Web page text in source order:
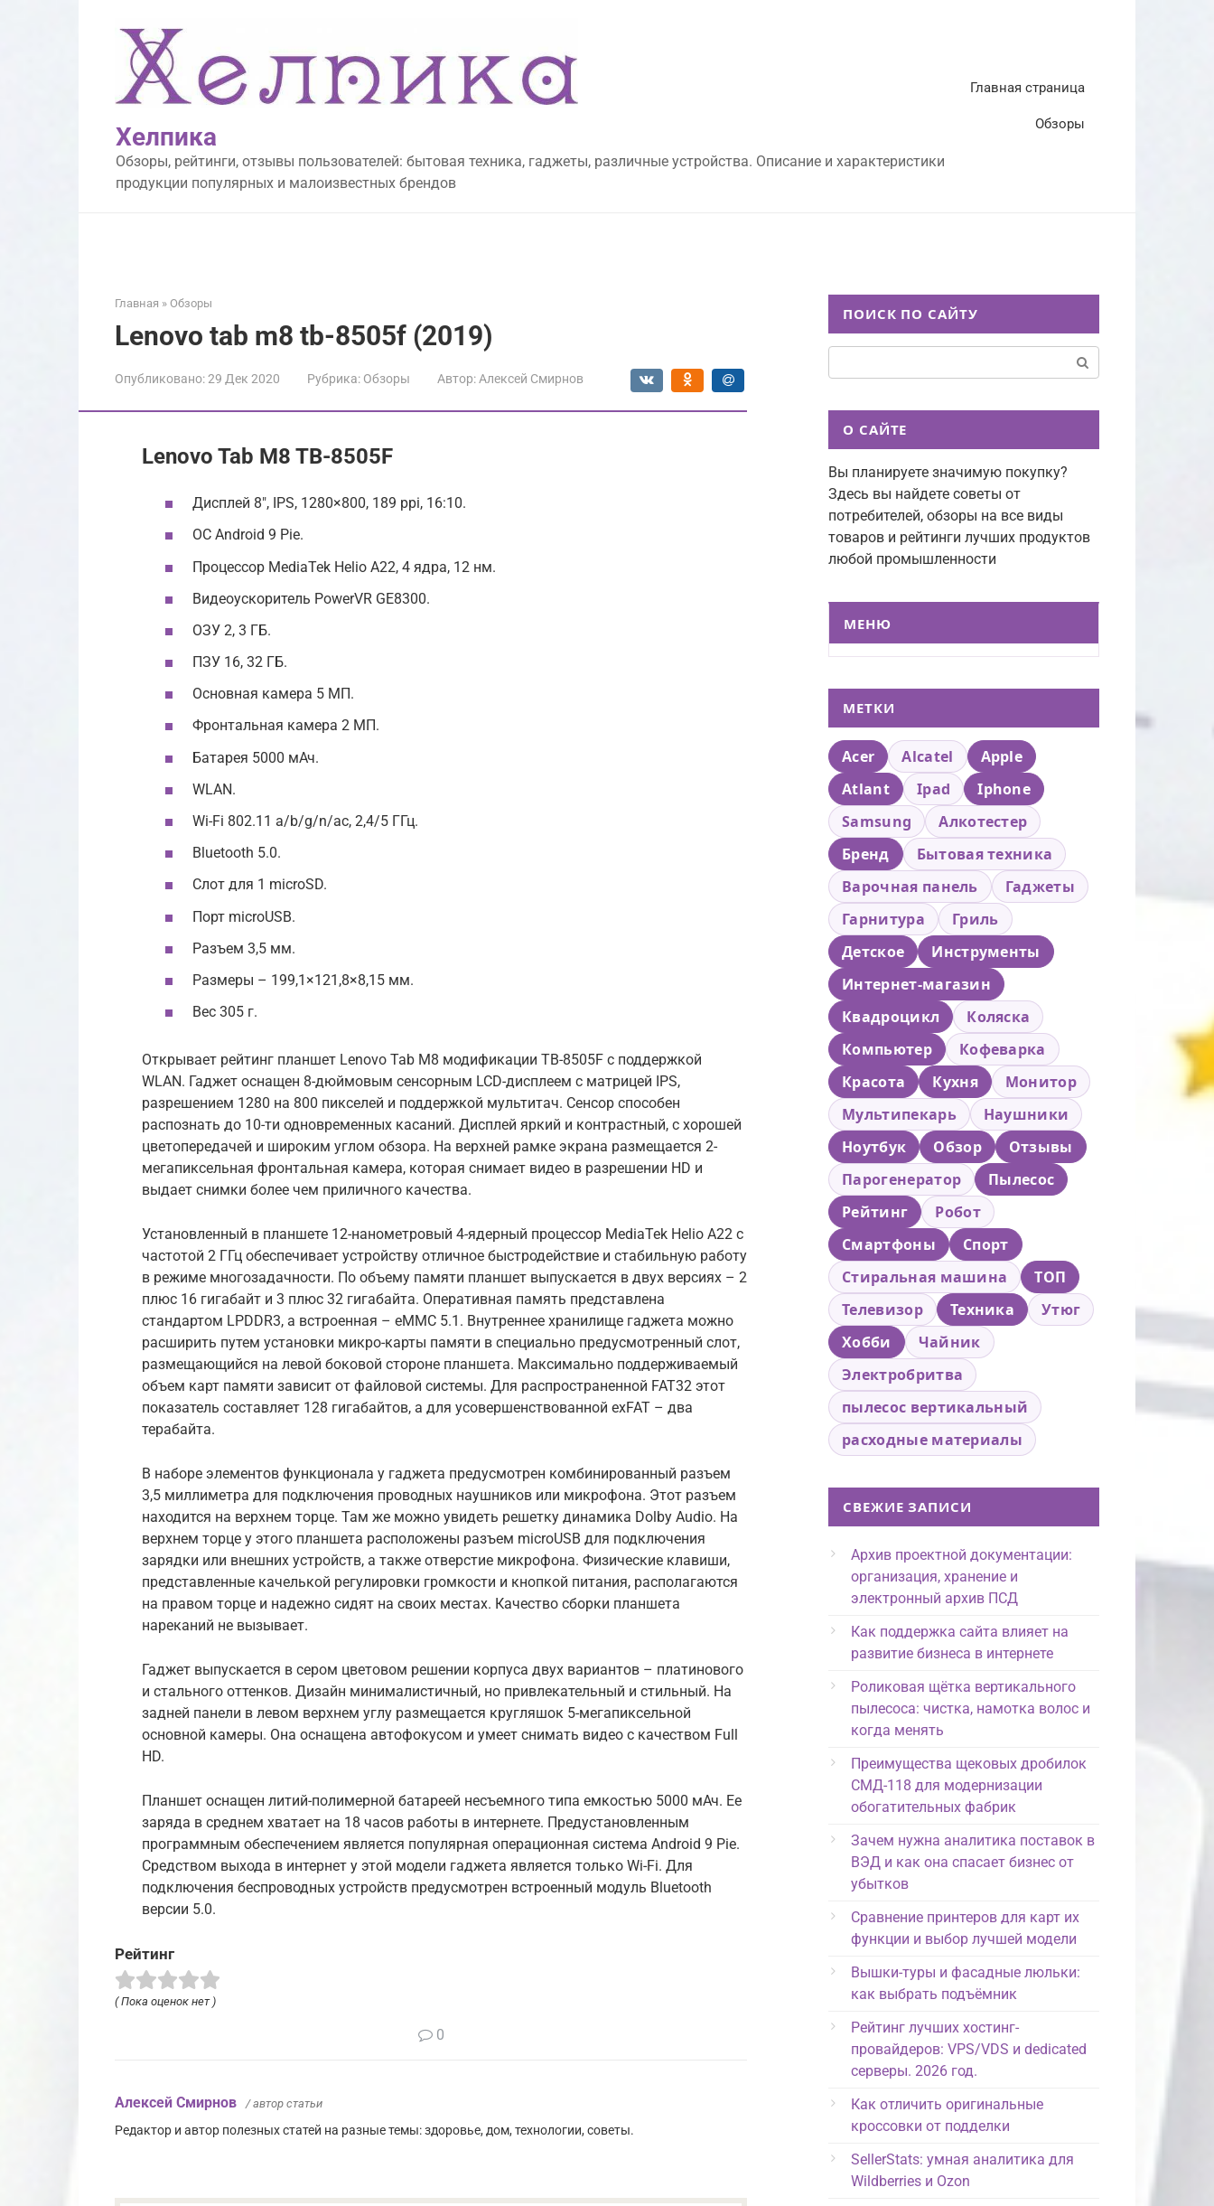
Хелпика
Обзоры, рейтинги, отзывы пользователей: бытовая техника, гаджеты, различные устройства. Описание и характеристики
продукции популярных и малоизвестных брендов
Главная страница
Обзоры
Главная » Обзоры
Lenovo tab m8 tb-8505f (2019)
Опубликовано:29 Дек 2020 Рубрика: Обзоры Автор: Алексей Смирнов
Lenovo Tab M8 TB-8505F
Дисплей 8″, IPS, 1280×800, 189 ppi, 16:10.
ОС Android 9 Pie.
Процессор MediaTek Helio A22, 4 ядра, 12 нм.
Видеоускоритель PowerVR GE8300.
ОЗУ 2, 3 ГБ.
ПЗУ 16, 32 ГБ.
Основная камера 5 МП.
Фронтальная камера 2 МП.
Батарея 5000 мАч.
WLAN.
Wi-Fi 802.11 a/b/g/n/ac, 2,4/5 ГГц.
Bluetooth 5.0.
Слот для 1 microSD.
Порт microUSB.
Разъем 3,5 мм.
Размеры – 199,1×121,8×8,15 мм.
Вес 305 г.
Открывает рейтинг планшет Lenovo Tab M8 модификации TB-8505F с поддержкой
WLAN. Гаджет оснащен 8-дюймовым сенсорным LCD-дисплеем с матрицей IPS,
разрешением 1280 на 800 пикселей и поддержкой мультитач. Сенсор способен
распознать до 10-ти одновременных касаний. Дисплей яркий и контрастный, с хорошей
цветопередачей и широким углом обзора. На верхней рамке экрана размещается 2-
мегапиксельная фронтальная камера, которая снимает видео в разрешении HD и
выдает снимки более чем приличного качества.
Установленный в планшете 12-нанометровый 4-ядерный процессор MediaTek Helio A22 с
частотой 2 ГГц обеспечивает устройству отличное быстродействие и стабильную работу
в режиме многозадачности. По объему памяти планшет выпускается в двух версиях – 2
плюс 16 гигабайт и 3 плюс 32 гигабайта. Оперативная память представлена
стандартом LPDDR3, а встроенная – eMMC 5.1. Внутреннее хранилище гаджета можно
расширить путем установки микро-карты памяти в специально предусмотренный слот,
размещающийся на левой боковой стороне планшета. Максимально поддерживаемый
объем карт памяти зависит от файловой системы. Для распространенной FAT32 этот
показатель составляет 128 гигабайтов, а для усовершенствованной exFAT – два
терабайта.
В наборе элементов функционала у гаджета предусмотрен комбинированный разъем
3,5 миллиметра для подключения проводных наушников или микрофона. Этот разъем
находится на верхнем торце. Там же можно увидеть решетку динамика Dolby Audio. На
верхнем торце у этого планшета расположены разъем microUSB для подключения
зарядки или внешних устройств, а также отверстие микрофона. Физические клавиши,
представленные качелькой регулировки громкости и кнопкой питания, располагаются
на правом торце и надежно сидят на своих местах. Качество сборки планшета
нареканий не вызывает.
Гаджет выпускается в сером цветовом решении корпуса двух вариантов – платинового
и стального оттенков. Дизайн минималистичный, но привлекательный и стильный. На
задней панели в левом верхнем углу размещается кругляшок 5-мегапиксельной
основной камеры. Она оснащена автофокусом и умеет снимать видео с качеством Full
HD.
Планшет оснащен литий-полимерной батареей несъемного типа емкостью 5000 мАч. Ее
заряда в среднем хватает на 18 часов работы в интернете. Предустановленным
программным обеспечением является популярная операционная система Android 9 Pie.
Средством выхода в интернет у этой модели гаджета является только Wi-Fi. Для
подключения беспроводных устройств предусмотрен встроенный модуль Bluetooth
версии 5.0.
Рейтинг
( Пока оценок нет )
0
Алексей Смирнов / автор статьи
Редактор и автор полезных статей на разные темы: здоровье, дом, технологии, советы.
ПОИСК ПО САЙТУ
О САЙТЕ
Вы планируете значимую покупку?
Здесь вы найдете советы от
потребителей, обзоры на все виды
товаров и рейтинги лучших продуктов
любой промышленности
МЕНЮ
МЕТКИ
Acer Alcatel
Apple
Atlant
Ipad
Iphone
Samsung
Алкотестер
Бренд
Бытовая техника
Варочная панель
Гаджеты
Гарнитура
Гриль
Детское
Инструменты
Интернет-магазин
Квадроцикл
Коляска
Компьютер
Кофеварка
Красота
Кухня
Монитор
Мультипекарь
Наушники
Ноутбук
Обзор
Отзывы
Парогенератор
Пылесос
Рейтинг
Робот
Смартфоны
Спорт
Стиральная машина
ТОП
Телевизор
Техника
Утюг
Хобби
Чайник
Электробритва
пылесос вертикальный
расходные материалы
СВЕЖИЕ ЗАПИСИ
Архив проектной документации:
организация, хранение и
электронный архив ПСД
Как поддержка сайта влияет на
развитие бизнеса в интернете
Роликовая щётка вертикального
пылесоса: чистка, намотка волос и
когда менять
Преимущества щековых дробилок
СМД-118 для модернизации
обогатительных фабрик
Зачем нужна аналитика поставок в
ВЭД и как она спасает бизнес от
убытков
Сравнение принтеров для карт их
функции и выбор лучшей модели
Вышки-туры и фасадные люльки:
как выбрать подъёмник
Рейтинг лучших хостинг-
провайдеров: VPS/VDS и dedicated
серверы. 2026 год.
Как отличить оригинальные
кроссовки от подделки
SellerStats: умная аналитика для
Wildberries и Ozon